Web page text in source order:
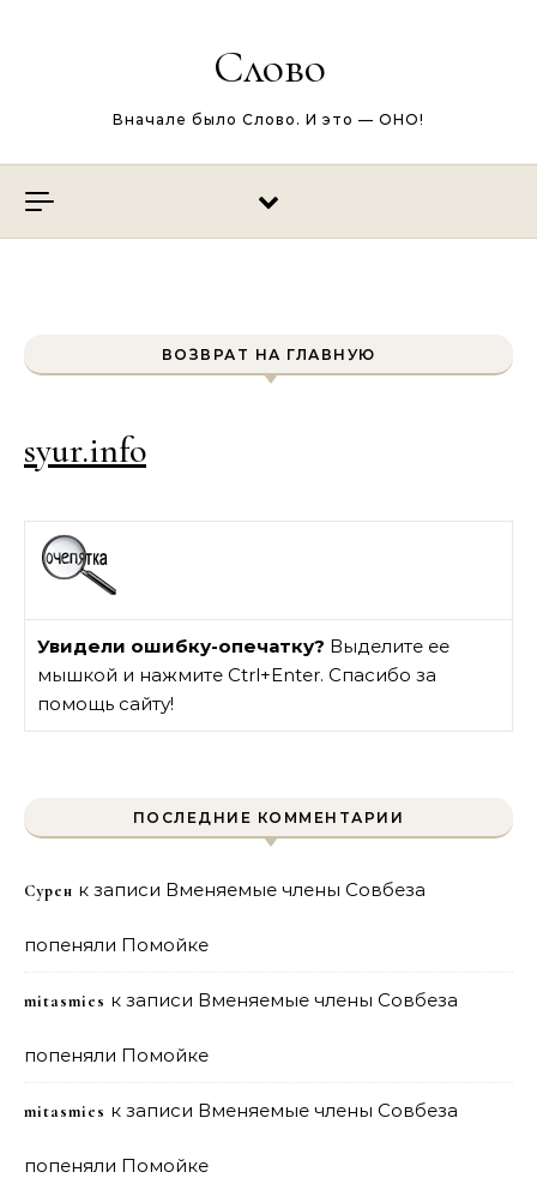
Слово
Вначале было Слово. И это — ОНО!
ВОЗВРАТ НА ГЛАВНУЮ
syur.info
Увидели ошибку-опечатку? Выделите ее
мышкой и нажмите Ctrl+Enter. Спасибо за
помощь сайту!
ПОСЛЕДНИЕ КОММЕНТАРИИ
Сурен к записи Вменяемые члены Совбеза
попеняли Помойке
mitasmies к записи Вменяемые члены Совбеза
попеняли Помойке
mitasmies к записи Вменяемые члены Совбеза
попеняли Помойке